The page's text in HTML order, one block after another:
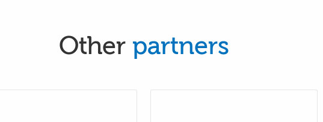
Other partners